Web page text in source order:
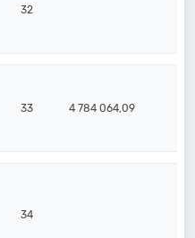
32
33 4 784 064,09
34